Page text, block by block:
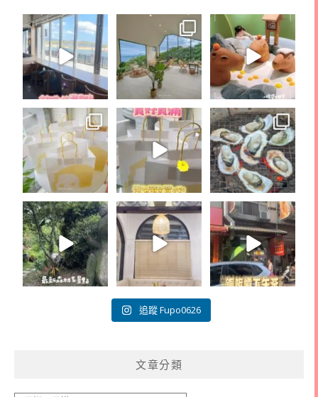
追蹤 Fupo0626
文章分類